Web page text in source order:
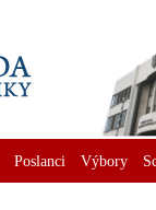
Poslanci Výbory